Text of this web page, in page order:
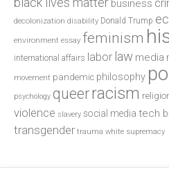
business
decolonization disability Donald Trump
environment essay feminism
international affairs labor law media
movement pandemic philosophy
psychology queerracism
violence slavery social media tech
transgender trauma white supremacy